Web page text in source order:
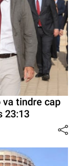
va tindre cap
23:13